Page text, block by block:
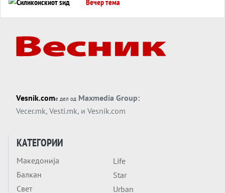
Вечер тема
Трамп тврди дека повторно „разговара“
Вечер тема
ДЛАБОКО УДОЛУ: Сметководствените
трикови што го соборија ЕНРОН ги
Вечер тема
Vesnik.comе дел од Maxmedia Group:
Vecer.mk, Vesti.mk, и Vesnik.com
КАТЕГОРИИ
Македонија
Балкан
Свет
Life
Star
Urban